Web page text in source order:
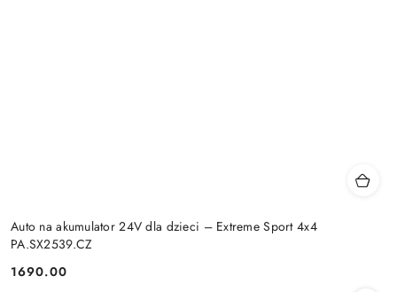
Auto na akumulator 24V dla dzieci – Extreme Sport 4x4
PA.SX2539.CZ
Cena:
1690.00